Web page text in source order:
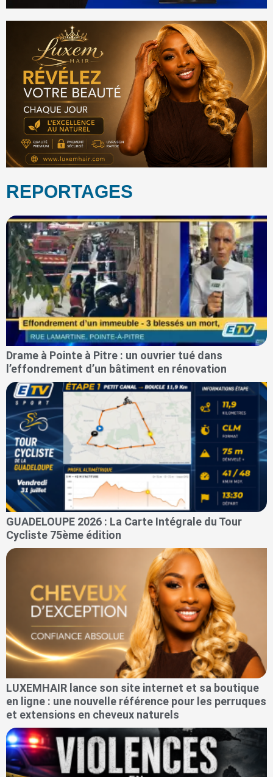
REPORTAGES
Drame à Pointe à Pitre : un ouvrier tué dans
l’effondrement d’un bâtiment en rénovation
GUADELOUPE 2026 : La Carte Intégrale du Tour
Cycliste 75ème édition
LUXEMHAIR lance son site internet et sa boutique
en ligne : une nouvelle référence pour les perruques
et extensions en cheveux naturels